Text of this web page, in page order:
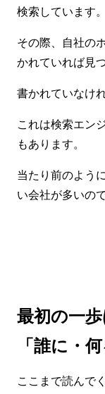
検索しています。
その際、自社の
かれていれば見
書かれていなけ
これは検索エン
もあります。
当たり前のよう
い会社が多いので
最初の一
「誰に・
ここまで読んで